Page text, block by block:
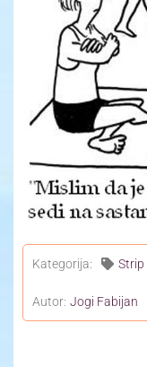
Kategorija: Strip
Autor: Jogi Fabijan